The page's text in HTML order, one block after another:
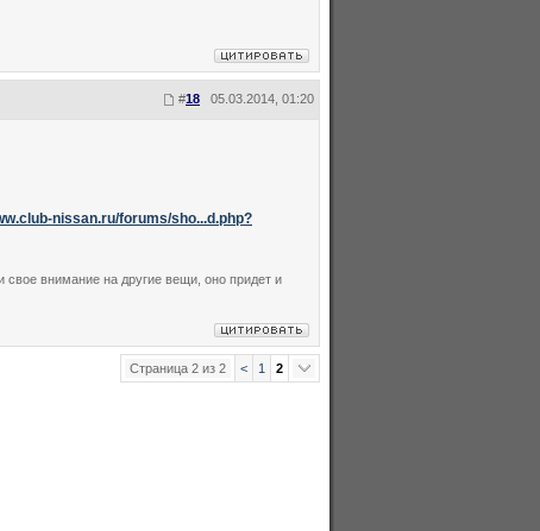
#18 05.03.2014, 01:20
nissan.ru/forums/sho...d.php?
внимание на другие вещи, оно придет и
Страница 2 из 2 < 1 2